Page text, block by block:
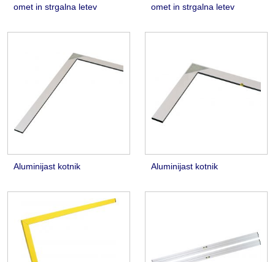
omet in strgalna letev
omet in strgalna letev
Aluminijast kotnik Aluminijast kotnik